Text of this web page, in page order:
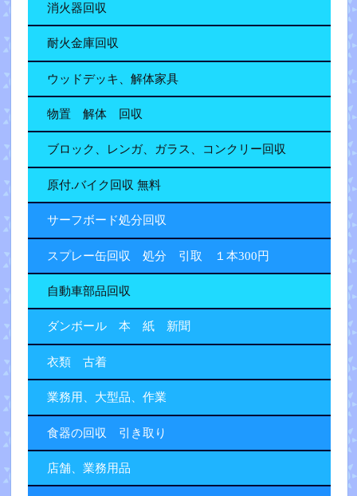
消火器回収
耐火金庫回収
ウッドデッキ、解体家具
物置 解体 回収
ブロック、レンガ、ガラス、コンクリー回収
原付.バイク回収 無料
サーフボード処分回収
スプレー缶回収 処分 引取 １本300円
自動車部品回収
ダンボール 本 紙 新聞
衣類 古着
業務用、大型品、作業
食器の回収 引き取り
店舗、業務用品